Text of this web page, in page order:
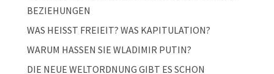
BEZIEHUNGEN
WAS HEISST FREIEIT? WAS KAPITULATION?
WARUM HASSEN SIE WLADIMIR PUTIN?
DIE NEUE WELTORDNUNG GIBT ES SCHON